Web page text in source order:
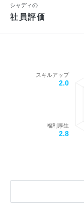
シャディの
社員評価
福利厚生
2.8
スキルアップ
2.0